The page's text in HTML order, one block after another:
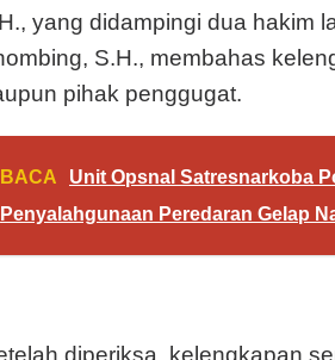
yang didampingi dua hakim
S.H., membahas
pihak penggugat.
BACA
Unit Opsnal Satresnarkoba
Penyalahgunaan Peredaran Gelap
diperiksa, kelengkapan